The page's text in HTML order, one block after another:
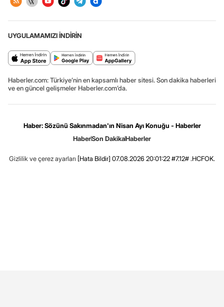
UYGULAMAMIZI İNDİRİN
Haberler.com: Türkiye’nin en kapsamlı haber sitesi. Son dakika haberleri
ve en güncel gelişmeler Haberler.com’da.
Haber: Sözünü Sakınmadan'ın Nisan Ayı Konuğu - Haberler
HaberSon DakikaHaberler
Gizlilik ve çerez ayarları [Hata Bildir] 07.08.2026 20:01:22 #7.12# .HCFOK.